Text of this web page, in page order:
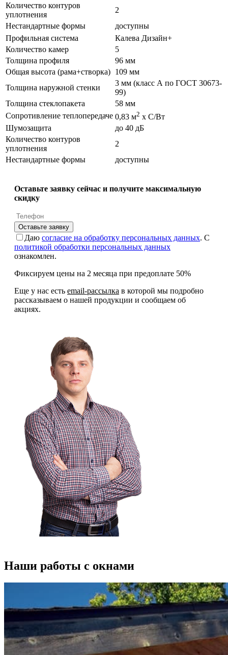
Количество контуров
уплотнения
2
Нестандартные формы
доступны
Профильная система
Калева Дизайн+
Количество камер
5
Толщина профиля
96 мм
Общая высота (рама+створка) 109 мм
Толщина наружной стенки
3 мм (класс А по ГОСТ 30673-
99)
Толщина стеклопакета
58 мм
Сопротивление теплопередаче 0,83 м2 х С/Вт
Шумозащита
до 40 дБ
Количество контуров
уплотнения
2
Нестандартные формы
доступны
Оставьте заявку сейчас и получите максимальную
скидку
Оставьте заявку
Даю согласие на обработку персональных данных. С
политикой обработки персональных данных
ознакомлен.
Фиксируем цены на 2 месяца при предоплате 50%
Еще у нас есть email-рассылка в которой мы подробно
рассказываем о нашей продукции и сообщаем об
акциях.
Наши работы с окнами